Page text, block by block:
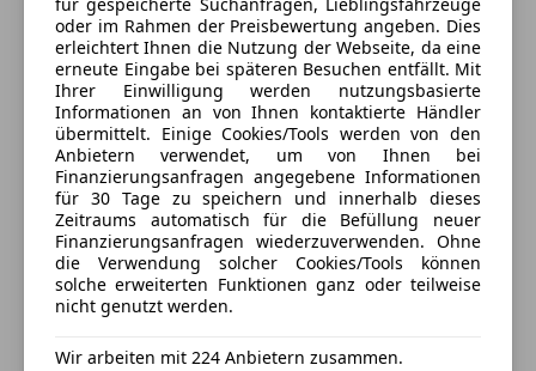
Zentralverriegelung
Zentralverriegelung mit Funkfernbedienung
Extras
Alufelgen
Innenspiegel automatisch abblendend
Pannenkit
Eintauschwagen: Kaufen und verkaufen in nur einem
Schritt
Ich möchte mein Auto in Zahlung geben
oder im Rahmen der Preisbewertung angeben. Dies
erleichtert Ihnen die Nutzung der Webseite, da eine
erneute Eingabe bei späteren Besuchen entfällt. Mit
Ihrer Einwilligung werden nutzungsbasierte
Informationen an von Ihnen kontaktierte Händler
übermittelt. Einige Cookies/Tools werden von den
Anbietern verwendet, um von Ihnen bei
Finanzierungsanfragen angegebene Informationen
für 30 Tage zu speichern und innerhalb dieses
Zeitraums automatisch für die Befüllung neuer
Finanzierungsanfragen wiederzuverwenden. Ohne
die Verwendung solcher Cookies/Tools können
solche erweiterten Funktionen ganz oder teilweise
nicht genutzt werden.
Wir arbeiten mit 224 Anbietern zusammen.